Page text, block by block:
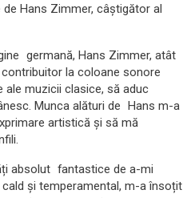
Hans Zimmer, câștigător al
germană, Hans Zimmer, atât
la coloane sonore
muzicii clasice, să aduc
Munca alături de Hans m-a
artistică și să mă
absolut fantastice de a-mi
și temperamental, m-a însoțit